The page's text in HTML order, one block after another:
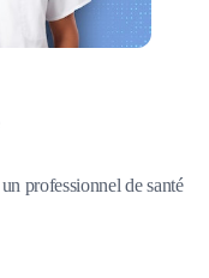
professionnel de santé